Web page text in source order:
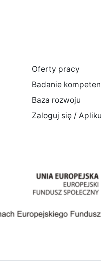
Oferty pracy
Badanie
Baza rozwoju
Zaloguj się /